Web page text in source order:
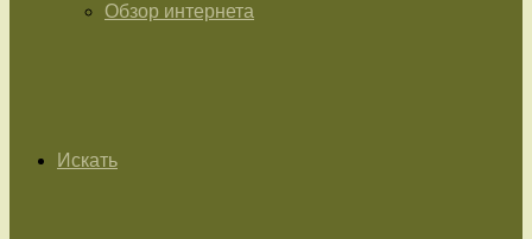
Обзор интернета
Искать